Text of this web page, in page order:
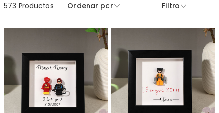
573 Productos Ordenar por Filtro